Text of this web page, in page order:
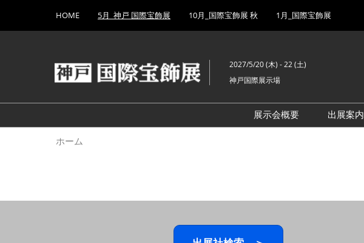
キ
し
て
to
HOME 5月_神戸 国際宝飾展 10月_国際宝飾展 秋 1月_国際宝飾展
2027/5/20 (木) - 22 (土)
神戸国際展示場
展示会概要
出展案内
ホーム